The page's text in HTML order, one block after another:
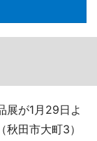
展が1月29日よ
田市大町3）